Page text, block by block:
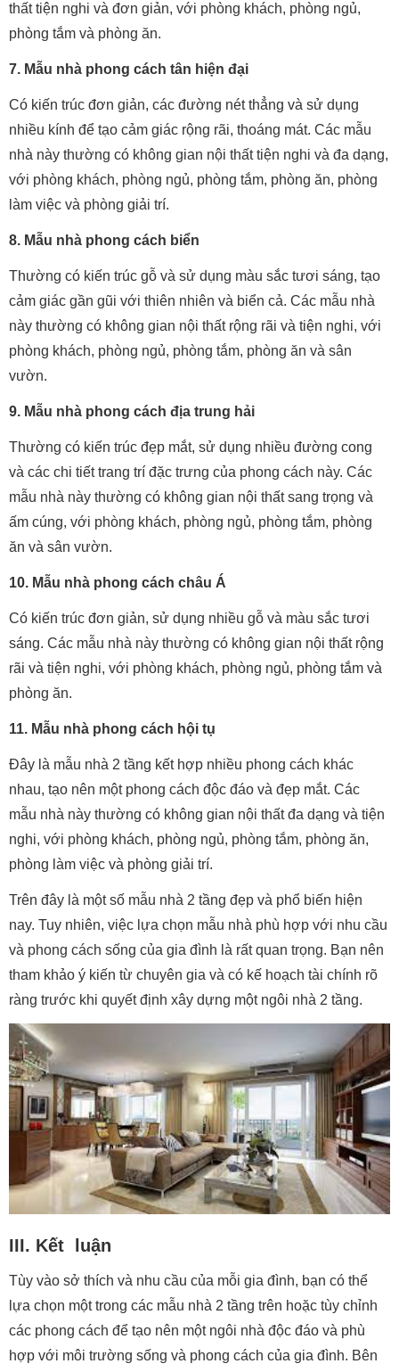
thất tiện nghi và đơn giản, với phòng khách, phòng ngủ,
phòng tắm và phòng ăn.
7. Mẫu nhà phong cách tân hiện đại
Có kiến trúc đơn giản, các đường nét thẳng và sử dụng
nhiều kính để tạo cảm giác rộng rãi, thoáng mát. Các mẫu
nhà này thường có không gian nội thất tiện nghi và đa dạng,
với phòng khách, phòng ngủ, phòng tắm, phòng ăn, phòng
làm việc và phòng giải trí.
8. Mẫu nhà phong cách biển
Thường có kiến trúc gỗ và sử dụng màu sắc tươi sáng, tạo
cảm giác gần gũi với thiên nhiên và biển cả. Các mẫu nhà
này thường có không gian nội thất rộng rãi và tiện nghi, với
phòng khách, phòng ngủ, phòng tắm, phòng ăn và sân
vườn.
9. Mẫu nhà phong cách địa trung hải
Thường có kiến trúc đẹp mắt, sử dụng nhiều đường cong
và các chi tiết trang trí đặc trưng của phong cách này. Các
mẫu nhà này thường có không gian nội thất sang trọng và
ấm cúng, với phòng khách, phòng ngủ, phòng tắm, phòng
ăn và sân vườn.
10. Mẫu nhà phong cách châu Á
Có kiến trúc đơn giản, sử dụng nhiều gỗ và màu sắc tươi
sáng. Các mẫu nhà này thường có không gian nội thất rộng
rãi và tiện nghi, với phòng khách, phòng ngủ, phòng tắm và
phòng ăn.
11. Mẫu nhà phong cách hội tụ
Đây là mẫu nhà 2 tầng kết hợp nhiều phong cách khác
nhau, tạo nên một phong cách độc đáo và đẹp mắt. Các
mẫu nhà này thường có không gian nội thất đa dạng và tiện
nghi, với phòng khách, phòng ngủ, phòng tắm, phòng ăn,
phòng làm việc và phòng giải trí.
Trên đây là một số mẫu nhà 2 tầng đẹp và phổ biến hiện
nay. Tuy nhiên, việc lựa chọn mẫu nhà phù hợp với nhu cầu
và phong cách sống của gia đình là rất quan trọng. Bạn nên
tham khảo ý kiến từ chuyên gia và có kế hoạch tài chính rõ
ràng trước khi quyết định xây dựng một ngôi nhà 2 tầng.
III. Kết luận
Tùy vào sở thích và nhu cầu của mỗi gia đình, bạn có thể
lựa chọn một trong các mẫu nhà 2 tầng trên hoặc tùy chỉnh
các phong cách để tạo nên một ngôi nhà độc đáo và phù
hợp với môi trường sống và phong cách của gia đình. Bên